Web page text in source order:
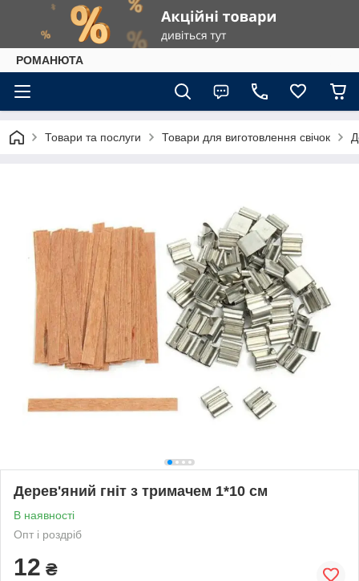
РОМАНЮТА
Товари та послуги Товари для виготовлення свічок
Дерев'яний гніт з тримачем 1*10 см
В наявності
Опт і роздріб
12 ₴